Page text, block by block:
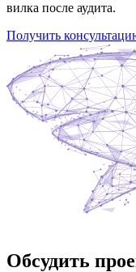
вилка после аудита.
Получить
Обсудить